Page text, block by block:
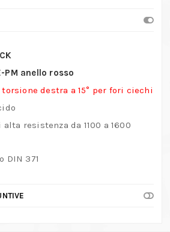
PM anello rosso
destra a 15° per fori ciechi
resistenza da 1100 a 1600
DIN 371